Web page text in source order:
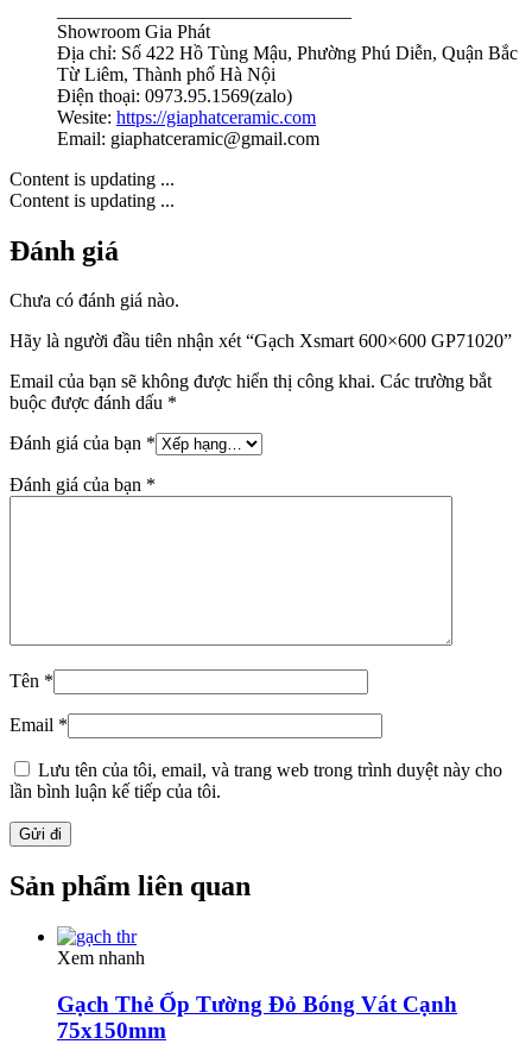
Showroom Gia Phát
Địa chỉ: Số 422 Hồ Tùng Mậu, Phường Phú Diễn, Quận Bắc
Từ Liêm, Thành phố Hà Nội
Điện thoại: 0973.95.1569(zalo)
Wesite: https://giaphatceramic.com
Email: giaphatceramic@gmail.com
Content is updating ...
Content is updating ...
Đánh giá
Chưa có đánh giá nào.
Hãy là người đầu tiên nhận xét “Gạch Xsmart 600×600 GP71020”
Email của bạn sẽ không được hiển thị công khai. Các trường bắt
buộc được đánh dấu *
Đánh giá của bạn *
Đánh giá của bạn *
Tên *
Email *
Lưu tên của tôi, email, và trang web trong trình duyệt này cho
lần bình luận kế tiếp của tôi.
Sản phẩm liên quan
Xem nhanh
Gạch Thẻ Ốp Tường Đỏ Bóng Vát Cạnh
75x150mm